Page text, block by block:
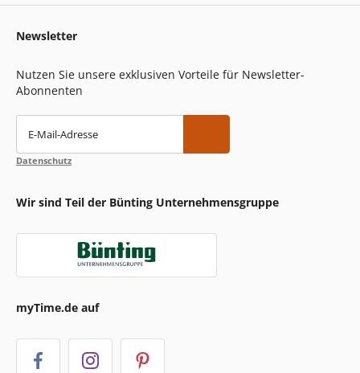
Newsletter
Nutzen Sie unsere exklusiven Vorteile für Newsletter-
Abonnenten
E-Mail-Adresse
Datenschutz
Wir sind Teil der Bünting Unternehmensgruppe
myTime.de auf